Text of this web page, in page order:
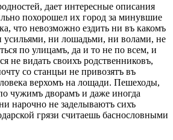
дает интересные описания
похорошел их город за минувшие
что невозможно ез­дить ни въ какомъ
усильями, ни лошадьми, ни волами, не
по улицамъ, да и то не по всем, и
не видать своихъ родственниковъ,
со станцьи не привозятъ въ
верхомъ на лощади. Пешеходы,
чужимъ дворамъ и даже иногда
нарочно не заделываютъ сихъ
грязи считаешь баснословными